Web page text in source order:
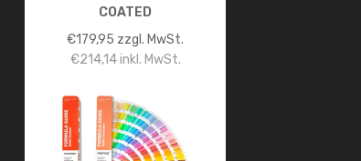
COATED
€179,95 zzgl. MwSt.
€214,14inkl. MwSt.